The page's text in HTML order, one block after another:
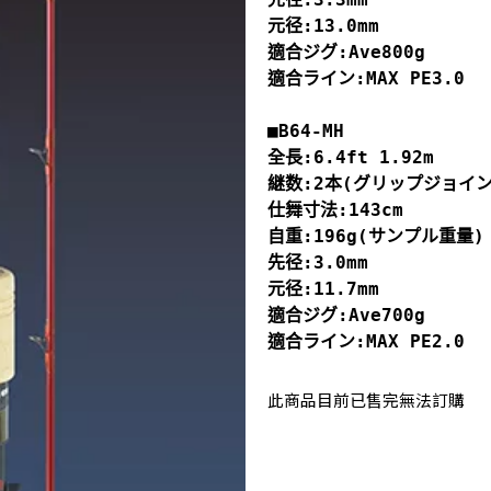
元径:13.0mm
適合ジグ:Ave800g
適合ライン:MAX PE3.0
■B64-MH
全長:6.4ft 1.92m
継数:2本(グリップジョ
仕舞寸法:143cm
自重:196g(サンプル重
先径:3.0mm
元径:11.7mm
適合ジグ:Ave700g
適合ライン:MAX PE2.0
此商品目前已售完無法訂購